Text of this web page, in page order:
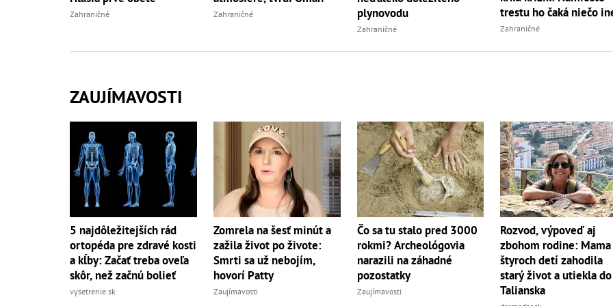
Zahraničné Zahraničné
plynovodu
Zahraničné
trestu ho čaká niečo
Zahraničné
ZAUJÍMAVOSTI
5 najdôležitejších rád
ortopéda pre zdravé kosti
a kĺby: Začať treba oveľa
skôr, než začnú bolieť
vysetrenie.sk
Zomrela na šesť minút a
zažila život po živote:
Smrti sa už nebojím,
hovorí Patty
Zaujímavosti
Čo sa tu stalo pred 3000
rokmi? Archeológovia
narazili na záhadné
pozostatky
Zaujímavosti
Rozvod, výpoveď aj
zbohom rodine: Mama
štyroch detí zahodila
starý život a utiekla do
Talianska